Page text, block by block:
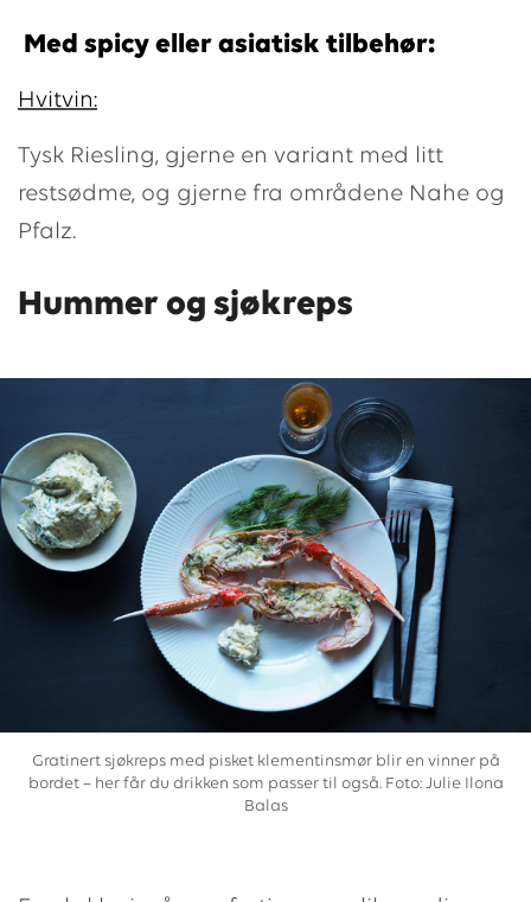
Med spicy eller asiatisk tilbehør:
Hvitvin:
Tysk Riesling, gjerne en variant med litt
restsødme, og gjerne fra områdene Nahe og
Pfalz.
Hummer og sjøkreps
Gratinert sjøkreps med pisket klementinsmør blir en vinner på
bordet – her får du drikken som passer til også. Foto: Julie Ilona
Balas